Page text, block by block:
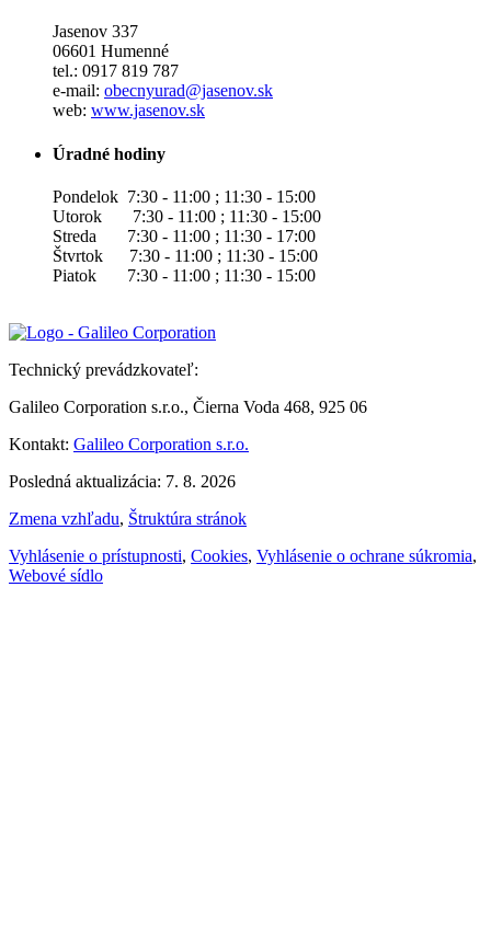
Jasenov 337
06601 Humenné
tel.: 0917 819 787
e-mail: obecnyurad@jasenov.sk
web: www.jasenov.sk
Úradné hodiny
Pondelok 7:30 - 11:00 ; 11:30 - 15:00
Utorok 7:30 - 11:00 ; 11:30 - 15:00
Streda 7:30 - 11:00 ; 11:30 - 17:00
Štvrtok 7:30 - 11:00 ; 11:30 - 15:00
Piatok 7:30 - 11:00 ; 11:30 - 15:00
Technický prevádzkovateľ:
Galileo Corporation s.r.o., Čierna Voda 468, 925 06
Kontakt: Galileo Corporation s.r.o.
Posledná aktualizácia: 7. 8. 2026
Zmena vzhľadu, Štruktúra stránok
Vyhlásenie o prístupnosti, Cookies, Vyhlásenie o ochrane súkromia,
Webové sídlo